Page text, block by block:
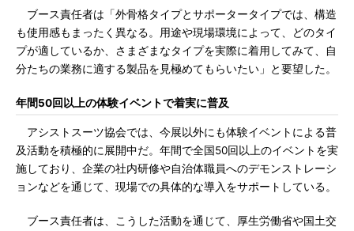
ブース責任者は「外骨格タイプとサポータータイプでは、構造
も使用感もまったく異なる。用途や現場環境によって、どのタイ
プが適しているか、さまざまなタイプを実際に着用してみて、自
分たちの業務に適する製品を見極めてもらいたい」と要望した。
年間50回以上の体験イベントで着実に普及
アシストスーツ協会では、今展以外にも体験イベントによる普
及活動を積極的に展開中だ。年間で全国50回以上のイベントを実
施しており、企業の社内研修や自治体職員へのデモンストレーシ
ョンなどを通じて、現場での具体的な導入をサポートしている。
ブース責任者は、こうした活動を通じて、厚生労働省や国土交